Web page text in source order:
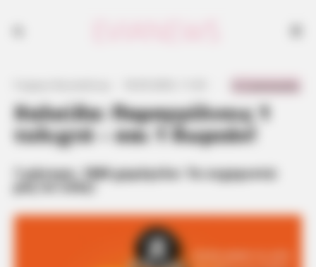
Χαλκίδα: Παραγγέλνεις 1
τυλιχτό – και 1 δωρεάν!
1 μήνυμα, 1000 χαμόγελα: Τα ευχαριστώ
μας σε εσάς!